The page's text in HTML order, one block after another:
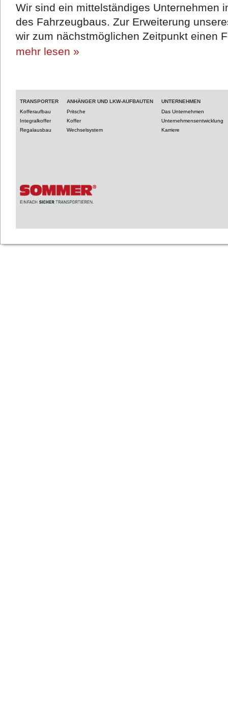
Wir sind ein mittelständiges Unternehmen
des Fahrzeugbaus. Zur Erweiterung
wir zum nächstmöglichen Zeitpunkt einen
mehr lesen »
TRANSPORTER
Kofferaufbau
Integralkoffer
Regalausbau
ANHÄNGER UND LKW-AUFBAUTEN
Pritsche
Koffer
Wechselsystem
UNTERNEHMEN
Das Unternehmen
Unternehmensentwicklung
Karriere